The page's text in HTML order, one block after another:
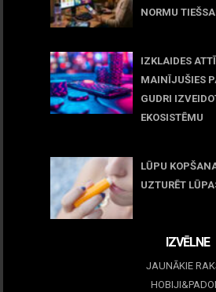
NORMU
IZKLAIDES
MAINĪJUŠIES
GUDRI
EKOSISTĒMU
LŪPU
UZTURĒT
IZVĒLNE
JAUNĀKIE